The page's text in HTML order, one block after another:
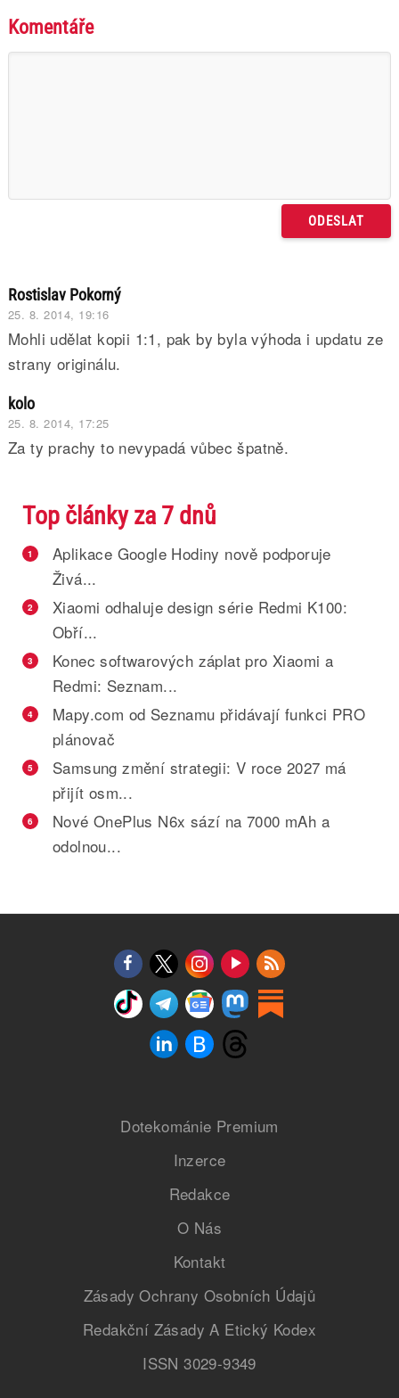
Komentáře
Rostislav Pokorný
25. 8. 2014, 19:16
Mohli udělat kopii 1:1, pak by byla výhoda i updatu ze
strany originálu.
kolo
25. 8. 2014, 17:25
Za ty prachy to nevypadá vůbec špatně.
Top články za 7 dnů
1
Aplikace Google Hodiny nově podporuje
Živá...
2
Xiaomi odhaluje design série Redmi K100:
Obří...
3
Konec softwarových záplat pro Xiaomi a
Redmi: Seznam...
4
Mapy.com od Seznamu přidávají funkci PRO
plánovač
5
Samsung změní strategii: V roce 2027 má
přijít osm...
6
Nové OnePlus N6x sází na 7000 mAh a
odolnou...
Dotekománie Premium
Inzerce
Redakce
O Nás
Kontakt
Zásady Ochrany Osobních Údajů
Redakční Zásady A Etický Kodex
ISSN 3029-9349